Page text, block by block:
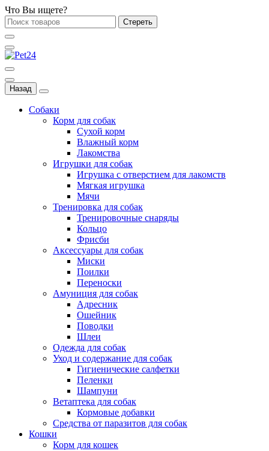
Что Вы ищете?
Стереть
Назад
Собаки
Корм для собак
Сухой корм
Влажный корм
Лакомства
Игрушки для собак
Игрушка с отверстием для лакомств
Мягкая игрушка
Мячи
Тренировка для собак
Тренировочные снаряды
Кольцо
Фрисби
Аксессуары для собак
Миски
Поилки
Переноски
Амуниция для собак
Адресник
Ошейник
Поводки
Шлеи
Одежда для собак
Уход и содержание для собак
Гигиенические салфетки
Пеленки
Шампуни
Ветаптека для собак
Кормовые добавки
Средства от паразитов для собак
Кошки
Корм для кошек